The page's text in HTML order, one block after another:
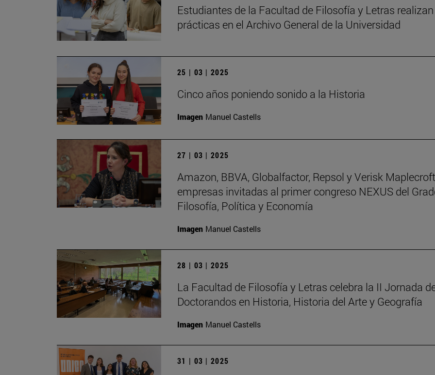
Estudiantes de la Facultad de Filosofía y Letras realizan
prácticas en el Archivo General de la Universidad
25 | 03 | 2025
Cinco años poniendo sonido a la Historia
Imagen Manuel Castells
27 | 03 | 2025
Amazon, BBVA, Globalfactor, Repsol y Verisk
empresas invitadas al primer congreso NEXUS del
Filosofía, Política y Economía
Imagen Manuel Castells
28 | 03 | 2025
La Facultad de Filosofía y Letras celebra la II Jornada
Doctorandos en Historia, Historia del Arte y Geografía
Imagen Manuel Castells
31 | 03 | 2025